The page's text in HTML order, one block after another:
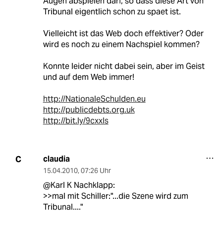
Tribunal eigentlich schon zu spaet ist.
Vielleicht ist das Web doch effektiver? Oder
wird es noch zu einem Nachspiel kommen?
Konnte leider nicht dabei sein, aber im Geist
und auf dem Web immer!
http://NationaleSchulden.eu
http://publicdebts.org.uk
http://bit.ly/9cxxIs
C claudia
15.04.2010, 07:26 Uhr
@Karl K Nachklapp:
>>mal mit Schiller:"...die Szene wird zum
Tribunal...."